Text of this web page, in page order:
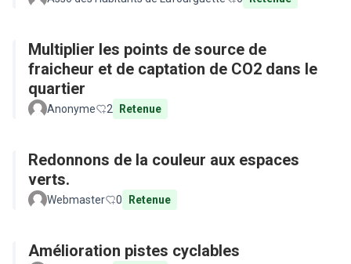
Multiplier les points de source de
fraicheur et de captation de CO2 dans le
quartier
Anonyme 2 Retenue
Redonnons de la couleur aux espaces
verts.
Webmaster 0 Retenue
Amélioration pistes cyclables